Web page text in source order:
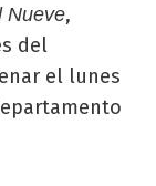
Nueve,
del
el lunes